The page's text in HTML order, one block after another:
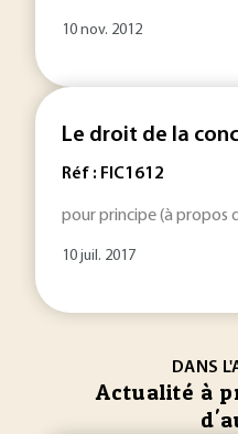
10 nov. 2012
Le droit de la
Réf : FIC1612
pour principe (à propos
10 juil. 2017
DANS
Actualité à